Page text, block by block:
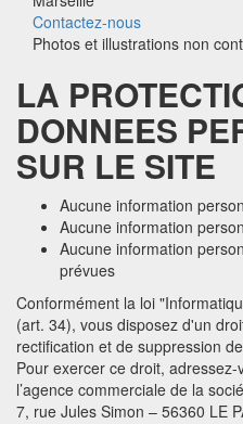
Contactez-nous
Photos et illustrations non
LA
DONNEES
SUR LE SITE
Aucune information
Aucune information
Aucune information
prévues
Conformément la loi
(art. 34), vous disposez d'un
rectification et de suppression
Pour exercer ce droit,
l’agence commerciale de la
7, rue Jules Simon – 56360 LE